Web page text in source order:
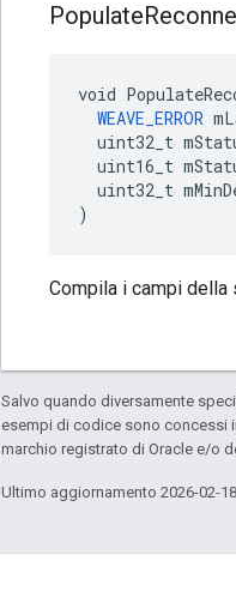
Populate
void
WEAVE_ERROR
uint32_t
uint16_t
uint32_t
)
Compila i campi della
Salvo quando diversamente
esempi di codice sono concessi
marchio registrato di Oracle e/o
Ultimo aggiornamento 2026-02-